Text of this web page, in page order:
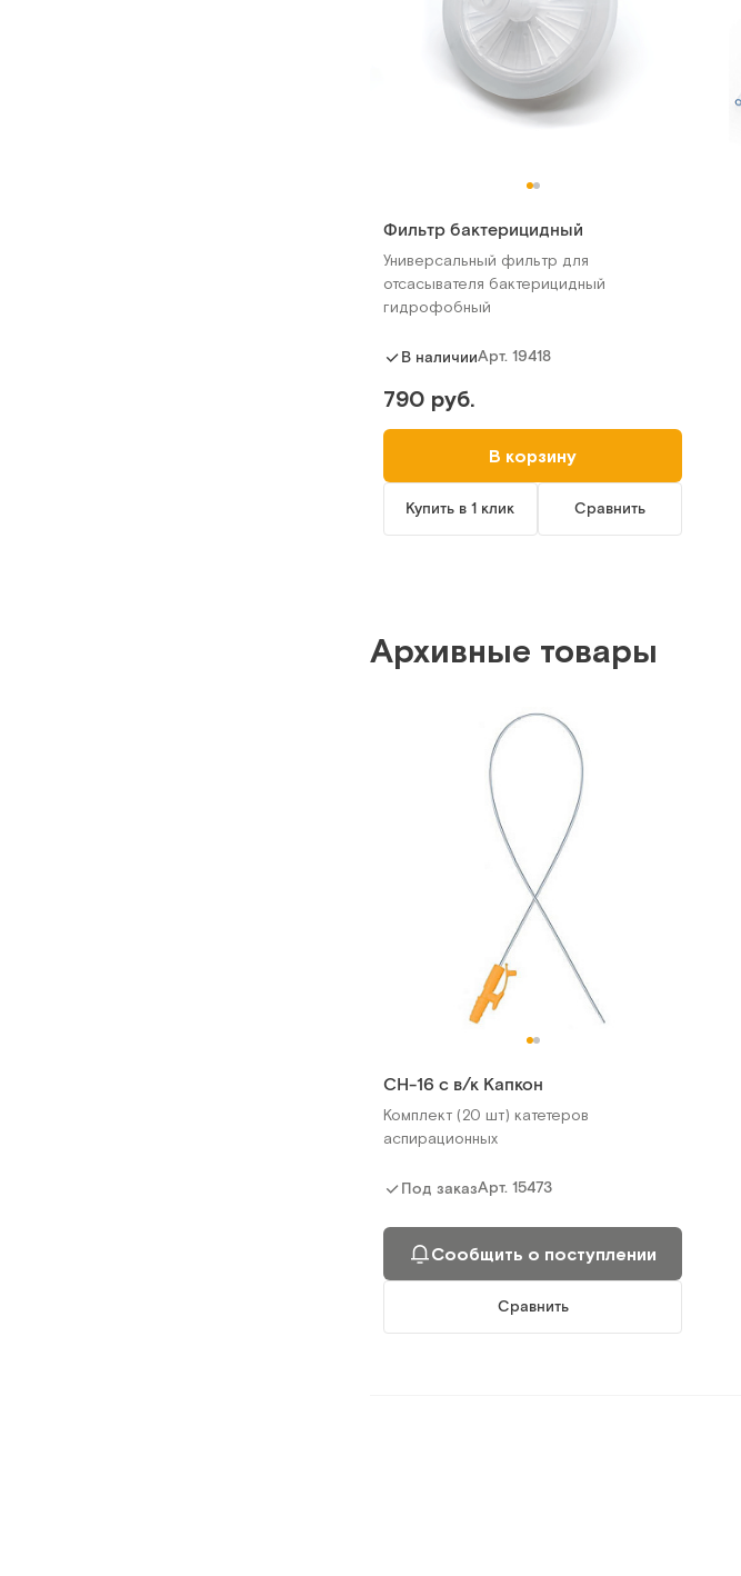
Фильтр бактерицидный
Универсальный фильтр для
отсасывателя бактерицидный
гидрофобный
В наличииАрт. 19418
790 руб.
В корзину
Купить в 1 клик Сравнить
Архивные товары
СН-16 с в/к Капкон
Комплект (20 шт) катетеров
аспирационных
Под заказАрт. 15473
Сообщить о поступлении
Сравнить